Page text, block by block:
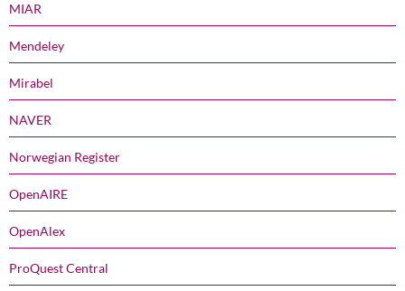
MIAR
Mendeley
Mirabel
NAVER
Norwegian Register
OpenAIRE
OpenAlex
ProQuest Central